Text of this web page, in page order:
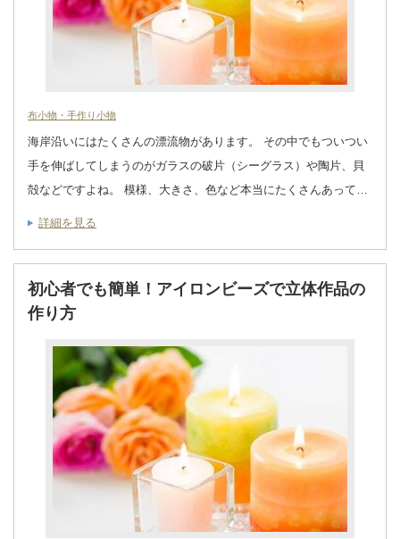
布小物・手作り小物
海岸沿いにはたくさんの漂流物があります。 その中でもついつい
手を伸ばしてしまうのがガラスの破片（シーグラス）や陶片、貝
殻などですよね。 模様、大きさ、色など本当にたくさんあって…
詳細を見る
初心者でも簡単！アイロンビーズで立体作品の
作り方